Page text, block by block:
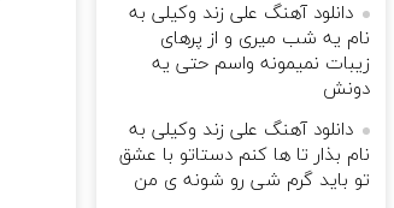
دانلود آهنگ علی زند وکیلی به
نام یه شب میرى و از پرهای
زيبات نمیمونه واسم حتی یه
دونش
دانلود آهنگ علی زند وکیلی به
نام بذار تا ها كنم دستاتو با عشق
تو باید گرم شی رو شونه ى من